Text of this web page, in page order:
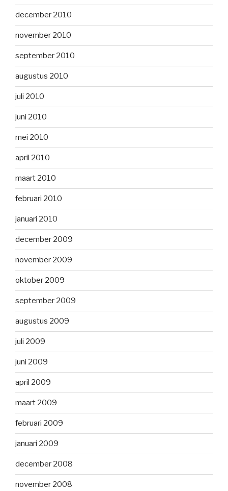
december 2010
november 2010
september 2010
augustus 2010
juli 2010
juni 2010
mei 2010
april 2010
maart 2010
februari 2010
januari 2010
december 2009
november 2009
oktober 2009
september 2009
augustus 2009
juli 2009
juni 2009
april 2009
maart 2009
februari 2009
januari 2009
december 2008
november 2008